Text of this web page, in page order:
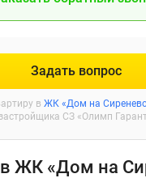
Задать вопрос
в ЖК «Дом на
застройщика СЗ «Олимп
ЖК «Дом на